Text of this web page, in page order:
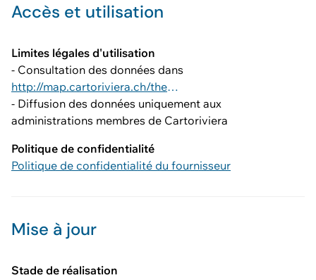
Accès et utilisation
Limites légales d'utilisation
- Consultation des données dans
http://map.cartoriviera.ch/theme/cadastre_solaire
- Diffusion des données uniquement aux
administrations membres de Cartoriviera
Politique de confidentialité
Politique de confidentialité du fournisseur
Mise à jour
Stade de réalisation